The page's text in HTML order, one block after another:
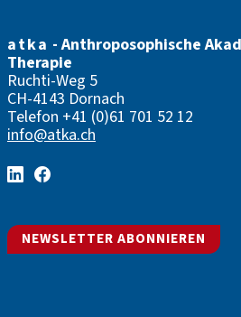
atka - Anthroposophische
Therapie
Ruchti-Weg 5
CH-4143 Dornach
Telefon +41 (0)61 701 52 12
info@atka.ch
NEWSLETTER ABONNIEREN